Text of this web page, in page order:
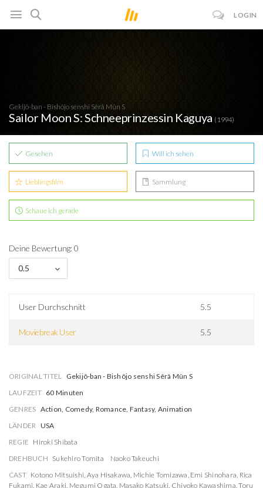
LOGIN
Gekijô-ban - Bishôjo senshi Sêrâ Mûn S
Sailor Moon S: Schneeprinzessin Kaguya (1994)
Gesehen Will ich sehen
Lieblingsfilm Sammlung
Schaue ich gerade
Deine Bewertung: 0
0.5
User Durchschnitt 5.5
Moviebreak User 5.5
ORIGINAL TITEL Gekijô-ban - Bishôjo senshi Sêrâ Mûn S
LAUFZEIT 60 Minuten
GENRES Action, Comedy, Romance, Fantasy, Animation
LÄNDER USA
REGIE Hiroki Shibata
DREHBUCH Sukehiro Tomita
Naoko Takeuchi
CAST Kotono Mitsuishi, Aya Hisakawa, Michie Tomizawa, Emi Shinohara, Rica
Fukami, Kae Araki, Megumi Ogata, Masako Katsuki, Chiyoko Kawashima,Toru